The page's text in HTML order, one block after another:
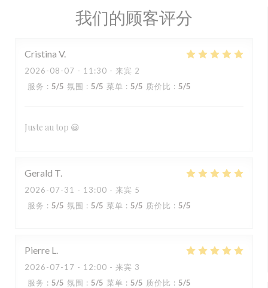
我们的顾客评分
Cristina V
2026-08-07 - 11:30 - 来宾 2
服务 : 5/5 氛围 : 5/5 菜单 : 5/5 质价比 : 5/5
Juste au top 😀
Gerald T
2026-07-31 - 13:00 - 来宾 5
服务 : 5/5 氛围 : 5/5 菜单 : 5/5 质价比 : 5/5
Pierre L
2026-07-17 - 12:00 - 来宾 3
服务 : 5/5 氛围 : 5/5 菜单 : 5/5 质价比 : 5/5